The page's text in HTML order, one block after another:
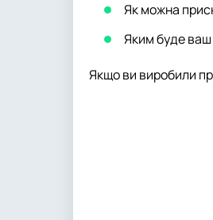
Як можна
Яким буде ваш
Якщо ви виробили